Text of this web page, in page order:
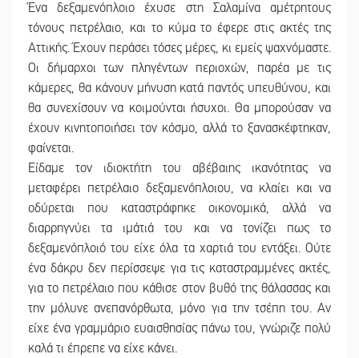
Ένα δεξαμενόπλοιο έχυσε στη Σαλαμίνα αμέτρητους
τόνους πετρέλαιο, και το κύμα το έφερε στις ακτές της
Αττικής. Έχουν περάσει τόσες μέρες, κι εμείς ψαχνόμαστε.
Οι δήμαρχοι των πληγέντων περιοχών, παρέα με τις
κάμερες, θα κάνουν μήνυση κατά παντός υπευθύνου, και
θα συνεχίσουν να κοιμούνται ήσυχοι. Θα μπορούσαν να
έχουν κινητοποιήσει τον κόσμο, αλλά το ξανασκέφτηκαν,
φαίνεται.
Είδαμε τον ιδιοκτήτη του αβέβαιης ικανότητας να
μεταφέρει πετρέλαιο δεξαμενόπλοιου, να κλαίει και να
οδύρεται που καταστράφηκε οικονομικά, αλλά να
διαρρηγνύει τα ιμάτιά του και να τονίζει πως το
δεξαμενόπλοιό του είχε όλα τα χαρτιά του εντάξει. Ούτε
ένα δάκρυ δεν περίσσεψε για τις καταστραμμένες ακτές,
για το πετρέλαιο που κάθισε στον βυθό της θάλασσας και
την μόλυνε ανεπανόρθωτα, μόνο για την τσέπη του. Αν
είχε ένα γραμμάριο ευαισθησίας πάνω του, γνώριζε πολύ
καλά τι έπρεπε να είχε κάνει.